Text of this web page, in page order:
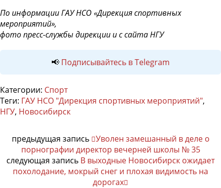
По информации ГАУ НСО «Дирекция спортивных
мероприятий»,
фото пресс-службы дирекции и с сайта НГУ
📢 Подписывайтесь в Telegram
Категории: Спорт
Теги: ГАУ НСО "Дирекция спортивных мероприятий",
НГУ, Новосибирск
предыдущая запись Уволен замешанный в деле о
порнографии директор вечерней школы № 35
следующая запись В выходные Новосибирск ожидает
похолодание, мокрый снег и плохая видимость на
дорогах